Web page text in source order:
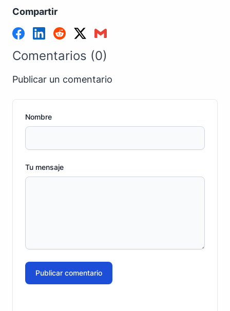
Compartir
Comentarios (0)
Publicar un comentario
Nombre
Tu mensaje
Publicar comentario